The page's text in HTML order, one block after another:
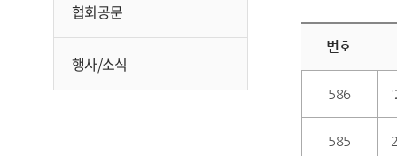
협회공문
행사/소식
번호
586
585